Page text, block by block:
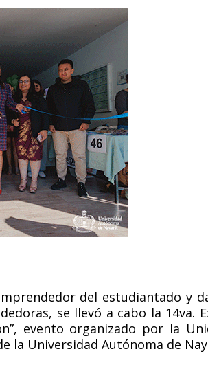
del estudiantado y
se llevó a cabo la 14va.
evento organizado por la
la Universidad Autónoma de